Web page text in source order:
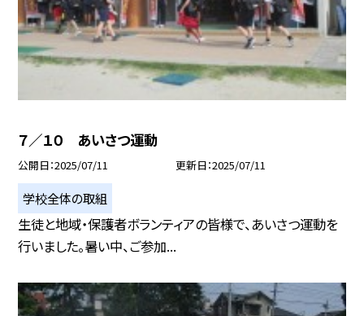
７／１０ あいさつ運動
公開日 2025/07/11 更新日 2025/07/11
学校全体の取組
生徒と地域・保護者ボランティアの皆様で、あいさつ運動を
行いました。暑い中、ご参加...